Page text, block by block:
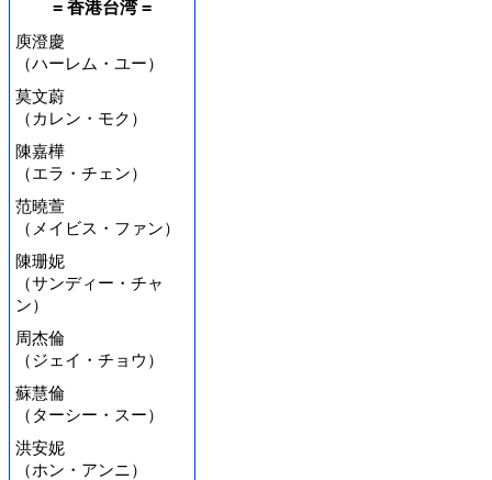
= 香港台湾 =
庾澄慶
（ハーレム・ユー）
莫文蔚
（カレン・モク）
陳嘉樺
（エラ・チェン）
范曉萱
（メイビス・ファン）
陳珊妮
（サンディー・チャ
ン）
周杰倫
（ジェイ・チョウ）
蘇慧倫
（ターシー・スー）
洪安妮
（ホン・アンニ）